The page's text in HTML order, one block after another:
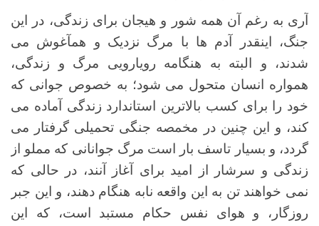
آری به رغم آن همه شور و هیجان برای زندگی، در این
جنگ، اینقدر آدم ها با مرگ نزدیک و همآغوش می
شدند، و البته به هنگامه رویارویی مرگ و زندگی،
همواره انسان متحول می شود؛ به خصوص جوانی که
خود را برای کسب بالاترین استاندارد زندگی آماده می
کند، و این چنین در مخمصه جنگی تحمیلی گرفتار می
گردد، و بسیار تاسف بار است مرگ جوانانی که مملو از
زندگی و سرشار از امید برای آغاز آنند، در حالی که
نمی خواهند تن به این واقعه نابه هنگام دهند، و این جبر
روزگار، و هوای نفس حکام مستبد است، که این